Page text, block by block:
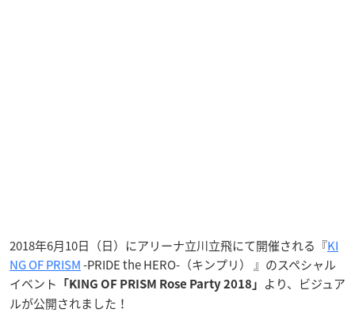
2018年6月10日（日）にアリーナ立川立飛にて開催される『KI
NG OF PRISM-PRIDE the HERO-（キンプリ） 』のスペシャル
イベント
「KING OF PRISM Rose Party 2018」
より、ビジュア
ルが公開されました！